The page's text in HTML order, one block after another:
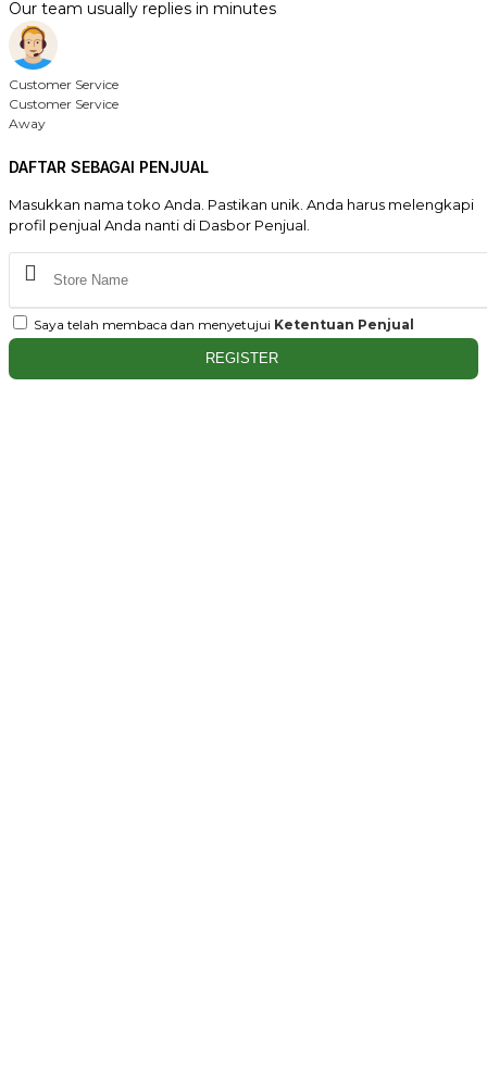
Our team usually replies in minutes
Customer Service
Customer Service
Away
DAFTAR SEBAGAI PENJUAL
Masukkan nama toko Anda. Pastikan unik. Anda harus melengkapi
profil penjual Anda nanti di Dasbor Penjual.
Saya telah membaca dan menyetujui Ketentuan Penjual
REGISTER